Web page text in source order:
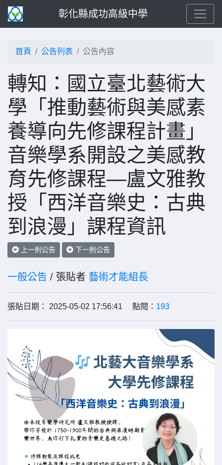
彰化縣成功高級中學
首頁 公告列表 公告內容
轉知：國立臺北藝術大
學「推動藝術與美感素
養導向先修課程計畫」
音樂學系開設之美感教
育先修課程—盧文雅教
授「西洋音樂史：古典
到浪漫」課程資訊
上一則公告 下一則公告
一般公告 / 張貼者 藝術才能組長
張貼日期： 2025-05-02 17:56:41 點閱： 193